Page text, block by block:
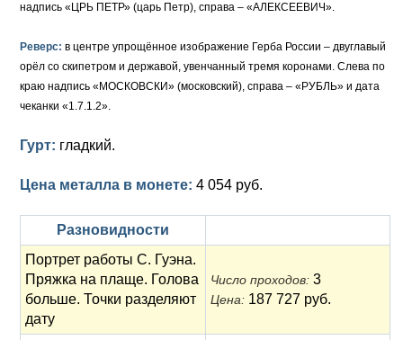
Ливонезы
Альбертусталер
Петр I (1682-1725)
Золото
Серебро
надпись «ЦРЬ ПЕТР» (царь Петр), справа – «АЛЕКСЕЕВИЧ».
Реверс: в центре упрощённое изображение Герба России – двуглавый
орёл со скипетром и державой, увенчанный тремя коронами. Слева по
краю надпись «МОСКОВСКИ» (московский), справа – «РУБЛЬ» и дата
чеканки «1.7.1.2».
Гурт: гладкий.
Цена металла в монете: 4 054 руб.
Разновидности
Портрет работы C. Гуэна.
Пряжка на плаще. Голова
больше. Точки разделяют
дату
Число проходов: 3
Цена: 187 727 руб.